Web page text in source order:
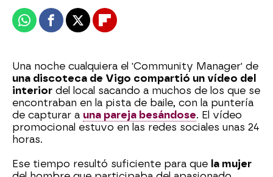
WhatsappFacebook
X Flipboard
Una noche cualquiera el 'Community Manager' de
una discoteca de Vigo compartió un vídeo del
interior del local sacando a muchos de los que se
encontraban en la pista de baile, con la puntería
de capturar a una pareja besándose. El vídeo
promocional estuvo en las redes sociales unas 24
horas.
Ese tiempo resultó suficiente para que la mujer